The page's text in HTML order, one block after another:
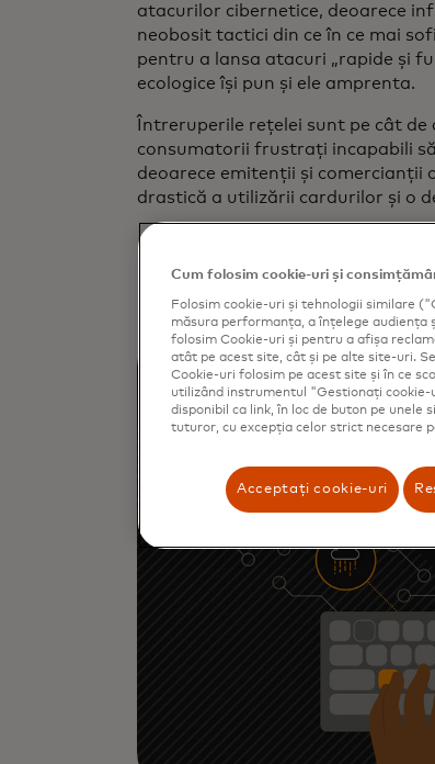
atacurilor cibernetice, deoarece
neobosit tactici din ce în ce mai
pentru a lansa atacuri „rapide și
ecologice își pun și ele amprenta.
Întreruperile rețelei sunt pe cât
consumatorii frustrați incapabili
deoarece emitenții și comercianții
drastică a utilizării cardurilor și o
Cum folosim cookie-uri și
Folosim cookie-uri și tehnologii similare
măsura performanța, a înțelege audiența
folosim Cookie-uri și pentru a afișa
atât pe acest site, cât și pe alte site-uri.
Cookie-uri folosim pe acest site și în ce
utilizând instrumentul "Gestionați cookie-
disponibil ca link, în loc de buton pe unele
tuturor, cu excepția celor strict necesare
Acceptați cookie-uri